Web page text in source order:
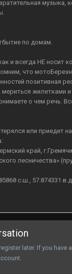
музыка,
по домам.
и всегда НЕ носит
что
позитивная
жилетками и
о чем речь.
или приедет
край,
лесничества»
с.ш., 57.874331
later. If you have